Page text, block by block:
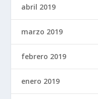
abril 2019
marzo 2019
febrero 2019
enero 2019